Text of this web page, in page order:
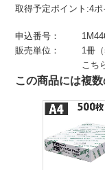
取得予定ポイント:4ポ
申込番号：
販売単位：
1冊（
こち
この商品には複